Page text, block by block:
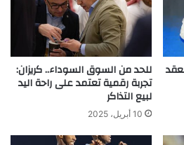
للحد من السوق السوداء.. كريزان:
تجربة رقمية تعتمد على راحة اليد
لبيع التذاكر
10 أبريل، 2025